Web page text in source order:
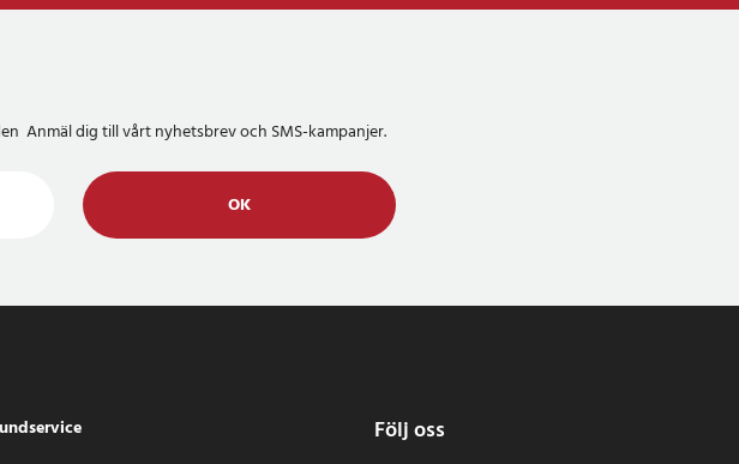
Anmäl dig till vårt nyhetsbrev och SMS-kampanjer.
OK
Följ oss